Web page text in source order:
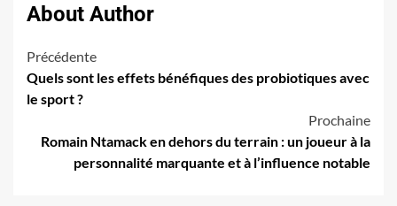
About Author
Navigation
d’article
Précédente
Quels sont les effets bénéfiques des probiotiques avec
le sport ?
Prochaine
Romain Ntamack en dehors du terrain : un joueur à la
personnalité marquante et à l’influence notable